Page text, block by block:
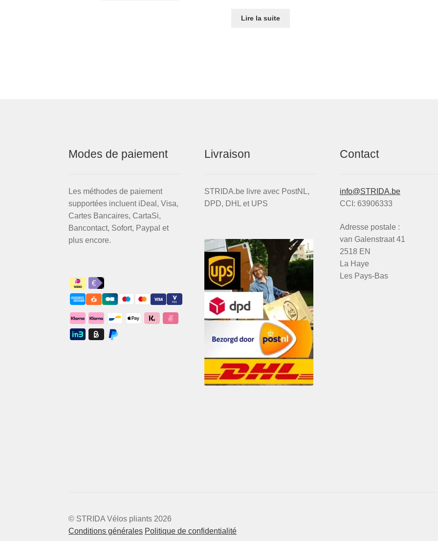
initial
Lire la suite
Modes de paiement
Les méthodes de paiement
supportées incluent iDeal, Visa,
Cartes Bancaires, CartaSi,
Bancontact, Sofort, Paypal et
plus encore.
Livraison
STRIDA.be livre avec PostNL,
DPD, DHL et UPS
Contact
info@STRIDA.be
CCI: 63906333
Adresse postale :
van Galenstraat 41
2518 EN
La Haye
Les Pays-Bas
© STRIDA Vélos pliants 2026
Conditions générales Politique de confidentialité